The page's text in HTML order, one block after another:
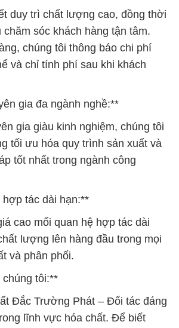
duy trì chất lượng cao, đồng thời
chăm sóc khách hàng tận tâm.
chúng tôi thông báo chi phí
và chỉ tính phí sau khi khách
gia đa ngành nghề:**
gia giàu kinh nghiệm, chúng tôi
tối ưu hóa quy trình sản xuất và
tốt nhất trong ngành công
tác dài hạn:**
cao mối quan hệ hợp tác dài
lượng lên hàng đầu trong mọi
và phân phối.
tôi:**
Đắc Trường Phát – Đối tác đáng
lĩnh vực hóa chất. Để biết